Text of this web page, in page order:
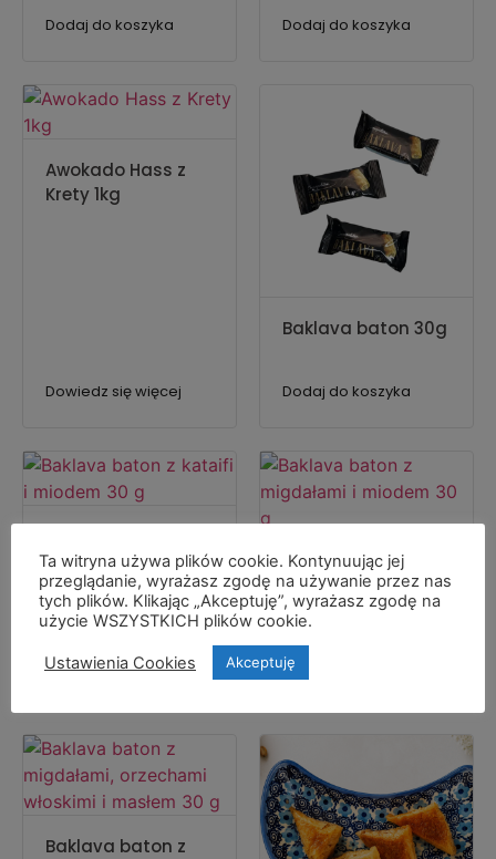
Dodaj do koszyka Dodaj do koszyka
Awokado Hass z
Krety 1kg
Dowiedz się więcej
Baklava baton 30g
Dodaj do koszyka
kataifi i miodem 30
g
Dodaj do koszyka
Baklava baton z
migdałami i
miodem 30 g
Dodaj do koszyka
Baklava baton z
Ta witryna używa plików cookie. Kontynuując jej
przeglądanie, wyrażasz zgodę na używanie przez nas
tych plików. Klikając „Akceptuję”, wyrażasz zgodę na
użycie WSZYSTKICH plików cookie.
Ustawienia Cookies Akceptuję